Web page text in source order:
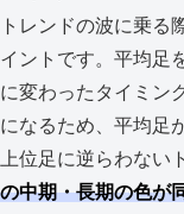
トレンドの波に乗る
イントです。平均足
に変わったタイミン
になるため、平均足
上位足に逆らわない
の中期・長期の色が